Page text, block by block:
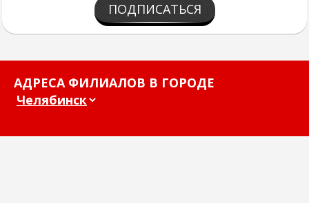
ПОДПИСАТЬСЯ
АДРЕСА ФИЛИАЛОВ В ГОРОДЕ